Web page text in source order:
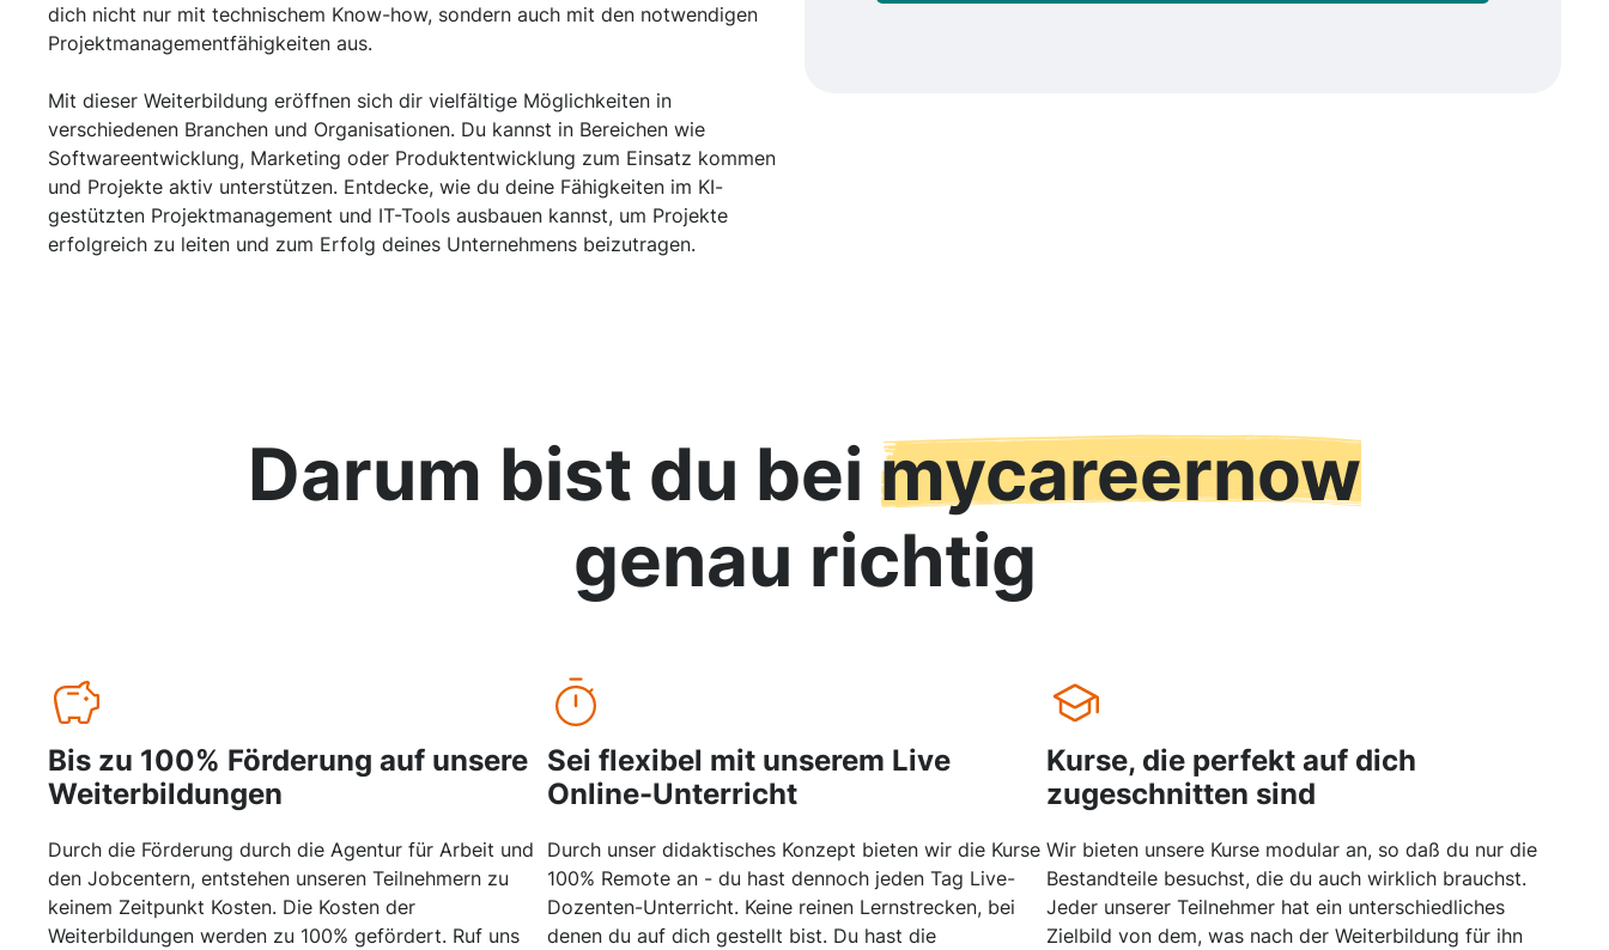
dich nicht nur mit technischem Know-how, sondern auch mit den notwendigen
Projektmanagementfähigkeiten aus.
Mit dieser Weiterbildung eröffnen sich dir vielfältige Möglichkeiten in
verschiedenen Branchen und Organisationen. Du kannst in Bereichen wie
Softwareentwicklung, Marketing oder Produktentwicklung zum Einsatz kommen
und Projekte aktiv unterstützen. Entdecke, wie du deine Fähigkeiten im KI-
gestützten Projektmanagement und IT-Tools ausbauen kannst, um Projekte
erfolgreich zu leiten und zum Erfolg deines Unternehmens beizutragen.
Darum bist du bei mycareernow
genau richtig
Bis zu 100% Förderung auf unsere
Weiterbildungen
Durch die Förderung durch die Agentur für Arbeit und
den Jobcentern, entstehen unseren Teilnehmern zu
keinem Zeitpunkt Kosten. Die Kosten der
Weiterbildungen werden zu 100% gefördert. Ruf uns
Sei flexibel mit unserem Live
Online-Unterricht
Durch unser didaktisches Konzept bieten wir die Kurse
100% Remote an - du hast dennoch jeden Tag Live-
Dozenten-Unterricht. Keine reinen Lernstrecken, bei
denen du auf dich gestellt bist. Du hast die
Kurse, die perfekt auf dich
zugeschnitten sind
Wir bieten unsere Kurse modular an, so daß du nur die
Bestandteile besuchst, die du auch wirklich brauchst.
Jeder unserer Teilnehmer hat ein unterschiedliches
Zielbild von dem, was nach der Weiterbildung für ihn